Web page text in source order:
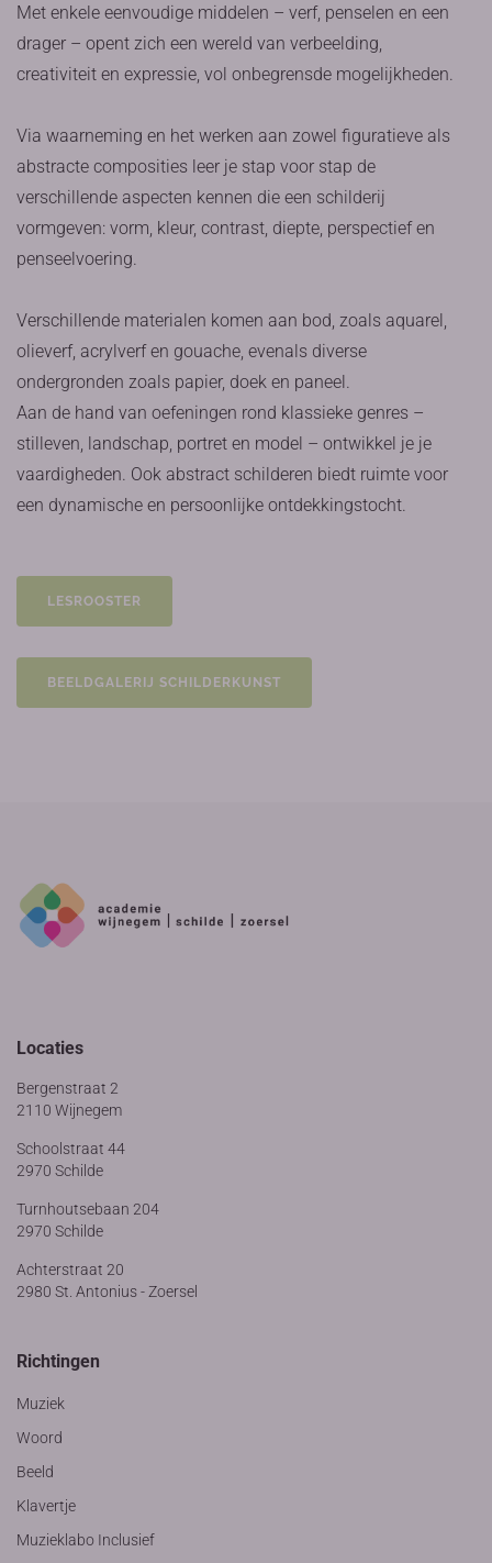
Met enkele eenvoudige middelen – verf, penselen en een
drager – opent zich een wereld van verbeelding,
creativiteit en expressie, vol onbegrensde mogelijkheden.
Via waarneming en het werken aan zowel figuratieve als
abstracte composities leer je stap voor stap de
verschillende aspecten kennen die een schilderij
vormgeven: vorm, kleur, contrast, diepte, perspectief en
penseelvoering.
Verschillende materialen komen aan bod, zoals aquarel,
olieverf, acrylverf en gouache, evenals diverse
ondergronden zoals papier, doek en paneel.
Aan de hand van oefeningen rond klassieke genres –
stilleven, landschap, portret en model – ontwikkel je je
vaardigheden. Ook abstract schilderen biedt ruimte voor
een dynamische en persoonlijke ontdekkingstocht.
LESROOSTER
BEELDGALERIJ SCHILDERKUNST
Locaties
Bergenstraat 2
2110 Wijnegem
Schoolstraat 44
2970 Schilde
Turnhoutsebaan 204
2970 Schilde
Achterstraat 20
2980 St. Antonius - Zoersel
Richtingen
Muziek
Woord
Beeld
Klavertje
Muzieklabo Inclusief